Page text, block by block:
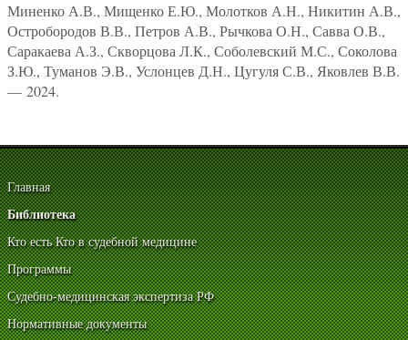
Миненко А.В., Мищенко Е.Ю., Молотков А.Н., Никитин А.В.,
Остробородов В.В., Петров А.В., Рычкова О.Н., Савва О.В.,
Саракаева А.З., Скворцова Л.К., Соболевский М.С., Соколова
З.Ю., Туманов Э.В., Услонцев Д.Н., Цугуля С.В., Яковлев В.В.
— 2024.
Главная
Библиотека
Кто есть Кто в судебной медицине
Программы
Судебно-медицинская экспертиза РФ
Нормативные документы